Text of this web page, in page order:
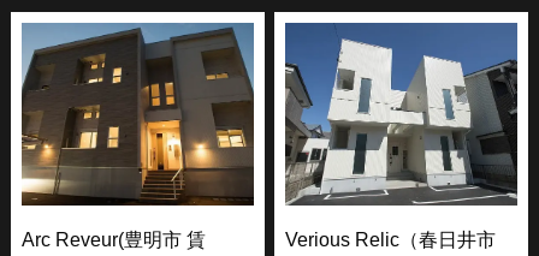
Arc Reveur(豊明市 賃
Verious Relic（春日井市